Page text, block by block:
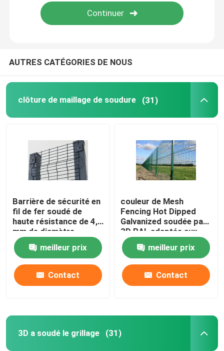
Réfractaire de Hexmesh
grille de barre d'acier
Clôture en acier de palissade
AUTRES CATÉGORIES DE NOUS
clôture de maillage de soudure (31)
Barrière de sécurité en
fil de fer soudé de
haute résistance de 4,0
mm de diamètre
meilleur prix
Contact
couleur de Mesh
Fencing Hot Dipped
Galvanized soudée par
3D RAL adaptée aux
besoins du client
meilleur prix
Contact
3D a soudé le grillage (31)